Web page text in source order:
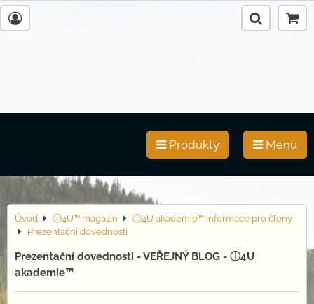
Produkty Menu
Úvod ⓘ4U™ magazín
ⓘ4U akademie™ informace pro členy
Prezentační dovednosti
Prezentační dovednosti - VEŘEJNÝ BLOG - ⓘ4U
akademie™